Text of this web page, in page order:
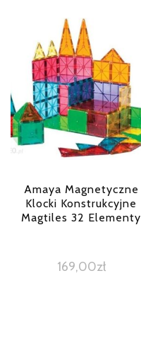
Amaya Magnetyczne
Klocki Konstrukcyjne
Magtiles 32 Elementy
169,00zł